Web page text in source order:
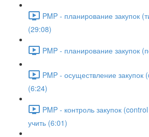
PMP - планирование закупок
(29:08)
PMP - планирование закупок
PMP - осуществление закупок
(6:24)
PMP - контроль закупок
учить (6:01)